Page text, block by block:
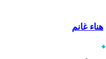
هناء غانم